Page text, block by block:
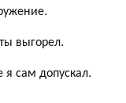
выгорел.
сам допускал.